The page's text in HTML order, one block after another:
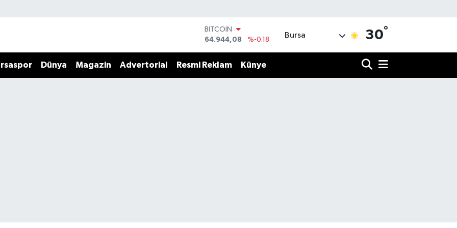
BITCOIN
64.944,08
%-0.18
EURO
55,2510
%0.32
Bursa 30°
Dünya Magazin Advertorial Resmi Reklam Künye